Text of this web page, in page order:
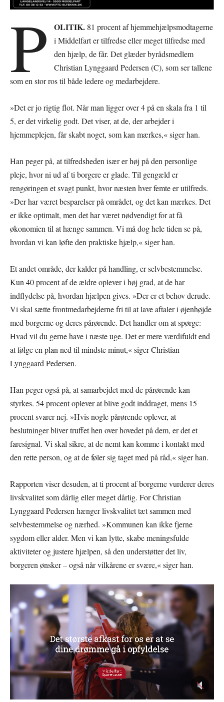
P OLITIK. 81 procent af hjemmehjælpsmodtagerne
i Middelfart er tilfredse eller meget tilfredse med
den hjælp, de får. Det glæder byrådsmedlem
Christian Lynggaard Pedersen (C), som ser tallene
som en stor ros til både ledere og medarbejdere.
»Det er jo rigtig flot. Når man ligger over 4 på en skala fra 1 til
5, er det virkelig godt. Det viser, at de, der arbejder i
hjemmeplejen, får skabt noget, som kan mærkes,« siger han.
Han peger på, at tilfredsheden især er høj på den personlige
pleje, hvor ni ud af ti borgere er glade. Til gengæld er
rengøringen et svagt punkt, hvor næsten hver femte er utilfreds.
»Der har været besparelser på området, og det kan mærkes. Det
er ikke optimalt, men det har været nødvendigt for at få
økonomien til at hænge sammen. Vi må dog hele tiden se på,
hvordan vi kan løfte den praktiske hjælp,« siger han.
Et andet område, der kalder på handling, er selvbestemmelse.
Kun 40 procent af de ældre oplever i høj grad, at de har
indflydelse på, hvordan hjælpen gives. »Der er et behov derude.
Vi skal sætte frontmedarbejderne fri til at lave aftaler i øjenhøjde
med borgerne og deres pårørende. Det handler om at spørge:
Hvad vil du gerne have i næste uge. Det er mere værdifuldt end
at følge en plan ned til mindste minut,« siger Christian
Lynggaard Pedersen.
Han peger også på, at samarbejdet med de pårørende kan
styrkes. 54 procent oplever at blive godt inddraget, mens 15
procent svarer nej. »Hvis nogle pårørende oplever, at
beslutninger bliver truffet hen over hovedet på dem, er det et
faresignal. Vi skal sikre, at de nemt kan komme i kontakt med
den rette person, og at de føler sig taget med på råd,« siger han.
Rapporten viser desuden, at ti procent af borgerne vurderer deres
livskvalitet som dårlig eller meget dårlig. For Christian
Lynggaard Pedersen hænger livskvalitet tæt sammen med
selvbestemmelse og nærhed. »Kommunen kan ikke fjerne
sygdom eller alder. Men vi kan lytte, skabe meningsfulde
aktiviteter og justere hjælpen, så den understøtter det liv,
borgeren ønsker – også når vilkårene er svære,« siger han.